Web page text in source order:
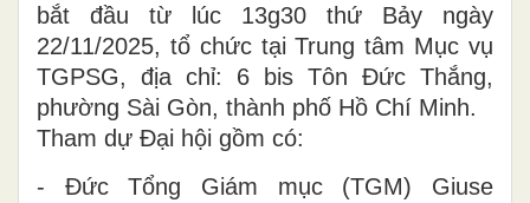
bắt đầu từ lúc 13g30 thứ Bảy ngày
22/11/2025, tổ chức tại Trung tâm Mục vụ
TGPSG, địa chỉ: 6 bis Tôn Đức Thắng,
phường Sài Gòn, thành phố Hồ Chí Minh.
Tham dự Đại hội gồm có:
- Đức Tổng Giám mục (TGM) Giuse